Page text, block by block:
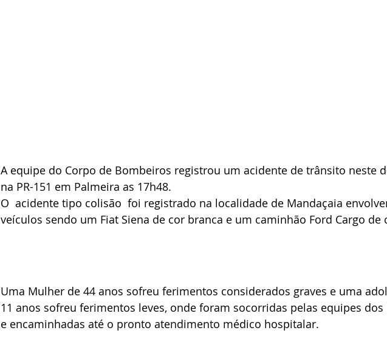
A equipe do Corpo de Bombeiros registrou um acidente de trânsito neste
na PR-151 em Palmeira as 17h48.
O  acidente tipo colisão  foi registrado na localidade de Mandaçaia
veículos sendo um Fiat Siena de cor branca e um caminhão Ford Cargo de
Uma Mulher de 44 anos sofreu ferimentos considerados graves e uma
11 anos sofreu ferimentos leves, onde foram socorridas pelas equipes
e encaminhadas até o pronto atendimento médico hospitalar.